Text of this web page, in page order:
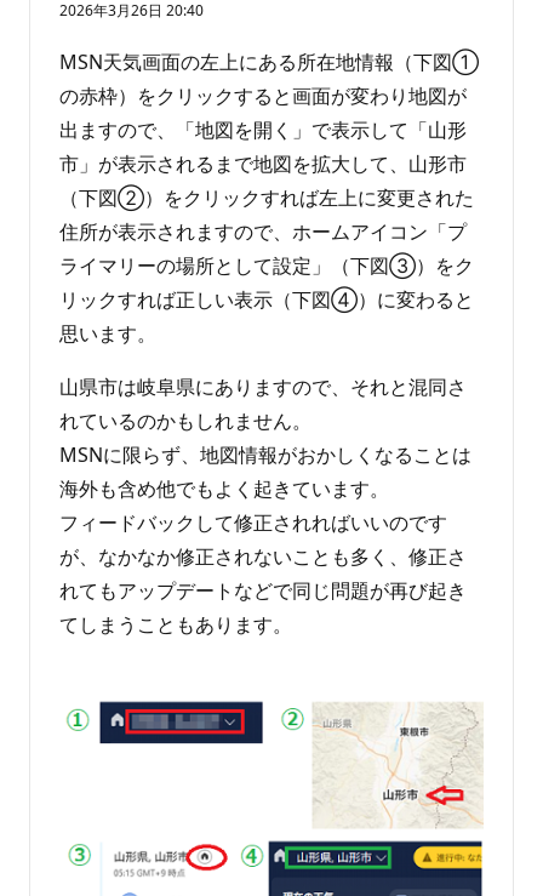
の
イ
ン
ト
2026年3月26日 20:40
MSN天気画面の左上にある所在地情報（下図①
の赤枠）をクリックすると画面が変わり地図が
出ますので、「地図を開く」で表示して「山形
市」が表示されるまで地図を拡大して、山形市
（下図②）をクリックすれば左上に変更された
住所が表示されますので、ホームアイコン「プ
ライマリーの場所として設定」（下図③）をク
リックすれば正しい表示（下図④）に変わると
思います。
山県市は岐阜県にありますので、それと混同さ
れているのかもしれません。
MSNに限らず、地図情報がおかしくなることは
海外も含め他でもよく起きています。
フィードバックして修正されればいいのです
が、なかなか修正されないことも多く、修正さ
れてもアップデートなどで同じ問題が再び起き
てしまうこともあります。